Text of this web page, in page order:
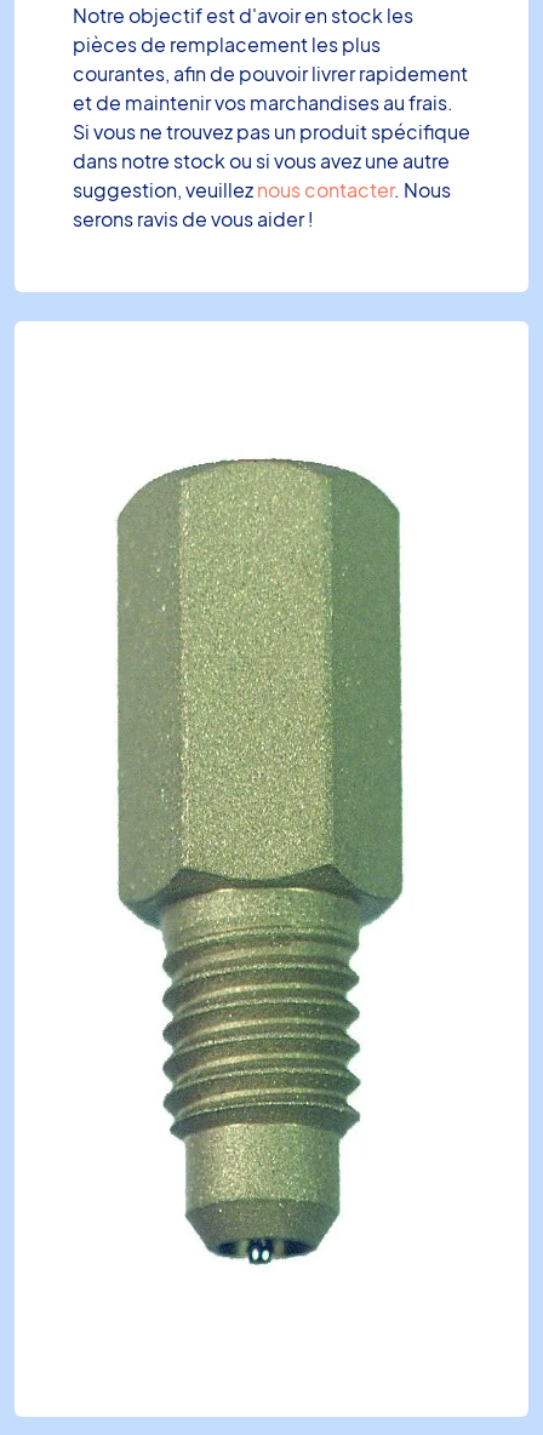
Notre objectif est d'avoir en stock les
pièces de remplacement les plus
courantes, afin de pouvoir livrer rapidement
et de maintenir vos marchandises au frais.
Si vous ne trouvez pas un produit spécifique
dans notre stock ou si vous avez une autre
suggestion, veuilleznous contacter. Nous
serons ravis de vous aider !